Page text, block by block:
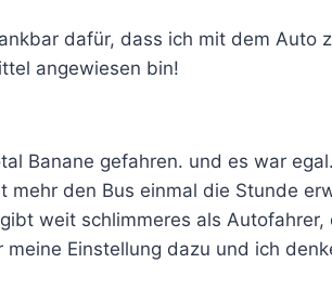
dafür, dass ich mit dem Auto
angewiesen bin!
Banane gefahren. und es war
den Bus einmal die Stunde
weit schlimmeres als Autofahrer,
Einstellung dazu und ich